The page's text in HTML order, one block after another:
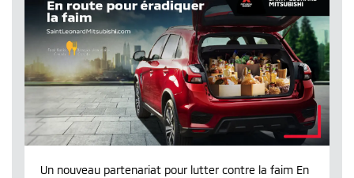
Un nouveau partenariat pour lutter contre la faim En